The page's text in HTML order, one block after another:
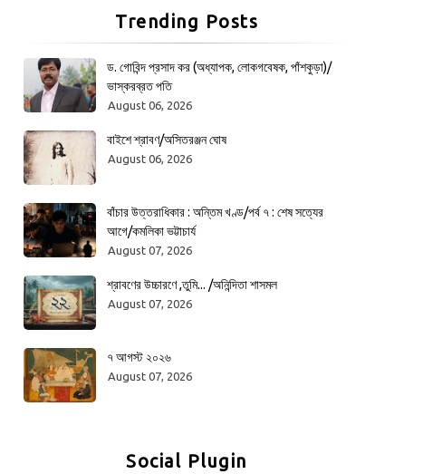
Trending Posts
ড. গোবিন্দ প্রসাদ কর (অধ্যাপক, লোকগবেষক, পাঁশকুড়া)/
ভাস্করব্রত পতি
August 06, 2026
বাইশে শ্রাবণ/অসিতরঞ্জন ঘোষ
August 06, 2026
বাঁচার উত্তরাধিকার : অন্তিম খণ্ড/পর্ব ৭ : শেষ সত্যের
আগে/কমলিকা ভট্টাচার্য
August 07, 2026
শ্রাবণের উচ্চারণে ,তুমি... /অনিন্দিতা শাসমল
August 07, 2026
৭ আগস্ট ২০২৬
August 07, 2026
Social Plugin